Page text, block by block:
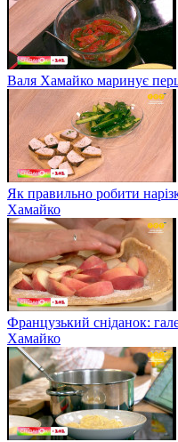
Валя Хамайко маринує
Як правильно робити
Хамайко
Французький сніданок:
Хамайко